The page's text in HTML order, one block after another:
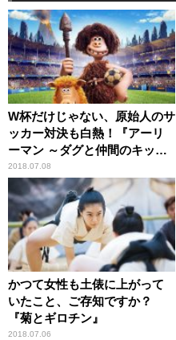
W杯だけじゃない、原始人のサ
ッカー対決も白熱！『アーリ
ーマン ～ダグと仲間のキック
オフ！～』
2018.07.08
かつて女性も土俵に上がって
いたこと、ご存知ですか？
『菊とギロチン』
2018.07.06